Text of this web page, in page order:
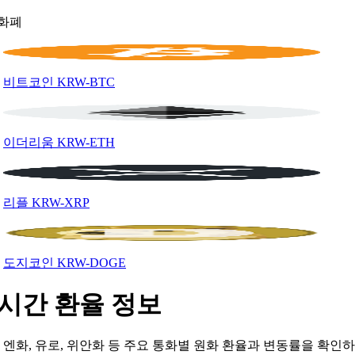
폐
비트코인 KRW-BTC
이더리움 KRW-ETH
리플 KRW-XRP
도지코인 KRW-DOGE
간 환율 정보
엔화, 유로, 위안화 등 주요 통화별 원화 환율과 변동률을 확인